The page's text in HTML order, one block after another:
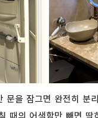
문을 잠그면 완전히 분